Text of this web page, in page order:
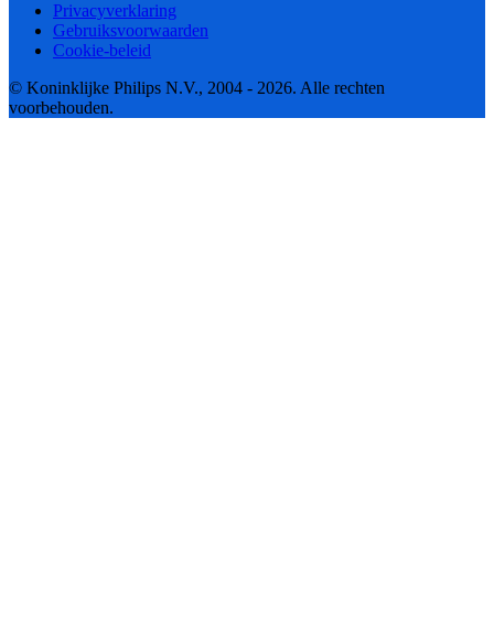
Privacyverklaring
Gebruiksvoorwaarden
Cookie-beleid
© Koninklijke Philips N.V., 2004 - 2026. Alle rechten
voorbehouden.